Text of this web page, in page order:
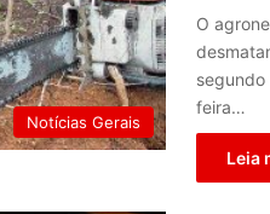
Notícias Gerais
O
feira…
Leia